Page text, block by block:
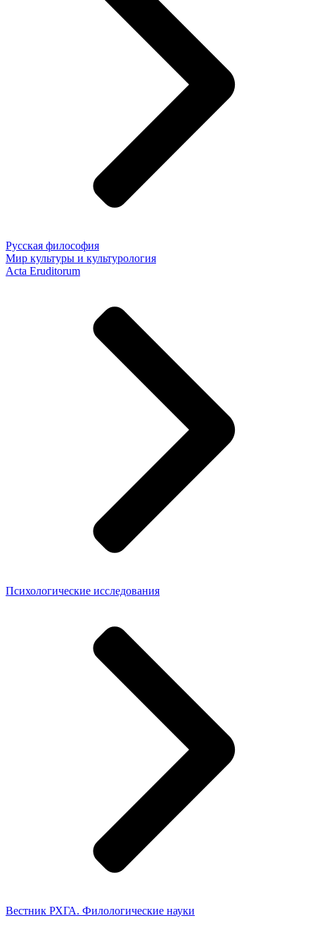
Русская философия
Мир культуры и культурология
Acta Eruditorum
Психологические исследования
Вестник РХГА. Филологические науки